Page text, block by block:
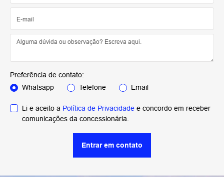
Preferência de contato:
Whatsapp
Telefone Email
Li e aceito a Política de Privacidade e concordo em receber
comunicações da concessionária.
Entrar em contato